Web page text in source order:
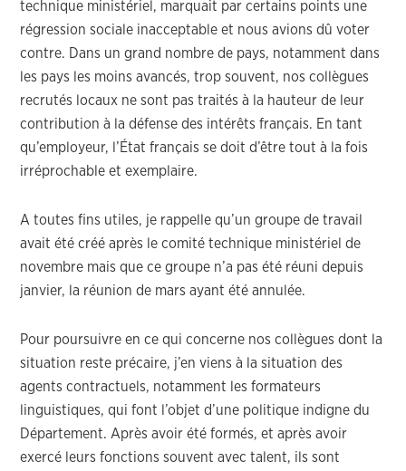
technique ministériel, marquait par certains points une
régression sociale inacceptable et nous avions dû voter
contre. Dans un grand nombre de pays, notamment dans
les pays les moins avancés, trop souvent, nos collègues
recrutés locaux ne sont pas traités à la hauteur de leur
contribution à la défense des intérêts français. En tant
qu’employeur, l’État français se doit d’être tout à la fois
irréprochable et exemplaire.
A toutes fins utiles, je rappelle qu’un groupe de travail
avait été créé après le comité technique ministériel de
novembre mais que ce groupe n’a pas été réuni depuis
janvier, la réunion de mars ayant été annulée.
Pour poursuivre en ce qui concerne nos collègues dont la
situation reste précaire, j’en viens à la situation des
agents contractuels, notamment les formateurs
linguistiques, qui font l’objet d’une politique indigne du
Département. Après avoir été formés, et après avoir
exercé leurs fonctions souvent avec talent, ils sont